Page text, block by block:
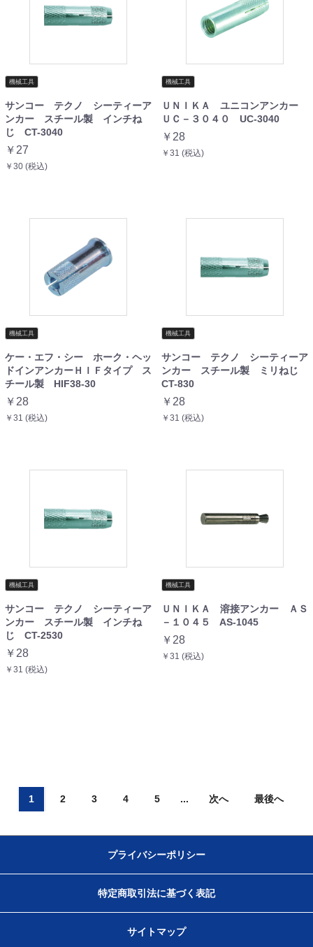
機械工具
サンコー テクノ シーティーア
ンカー スチール製 インチね
じ CT-3040
￥27
￥30 (税込)
機械工具
ＵＮＩＫＡ ユニコンアンカー
ＵＣ－３０４０ UC-3040
￥28
￥31 (税込)
機械工具
ケー・エフ・シー ホーク・ヘッ
ドインアンカーＨＩＦタイプ ス
チール製 HIF38-30
￥28
￥31 (税込)
機械工具
サンコー テクノ シーティーア
ンカー スチール製 ミリねじ
CT-830
￥28
￥31 (税込)
機械工具
サンコー テクノ シーティーア
ンカー スチール製 インチね
じ CT-2530
￥28
￥31 (税込)
機械工具
ＵＮＩＫＡ 溶接アンカー ＡＳ
－１０４５ AS-1045
￥28
￥31 (税込)
1 2 3 4 5 ... 次へ 最後へ
プライバシーポリシー
特定商取引法に基づく表記
サイトマップ